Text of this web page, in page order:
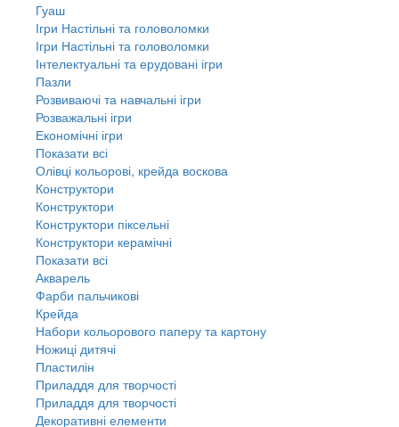
Гуаш
Ігри Настільні та головоломки
Ігри Настільні та головоломки
Інтелектуальні та ерудовані ігри
Пазли
Розвиваючі та навчальні ігри
Розважальні ігри
Економічні ігри
Показати всі
Олівці кольорові, крейда воскова
Конструктори
Конструктори
Конструктори піксельні
Конструктори керамічні
Показати всі
Акварель
Фарби пальчикові
Крейда
Набори кольорового паперу та картону
Ножиці дитячі
Пластилін
Приладдя для творчості
Приладдя для творчості
Декоративні елементи